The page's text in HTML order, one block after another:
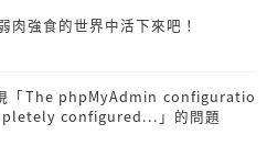
強食的世界中活下來吧！
「The phpMyAdmin configuratio
configured...」的問題